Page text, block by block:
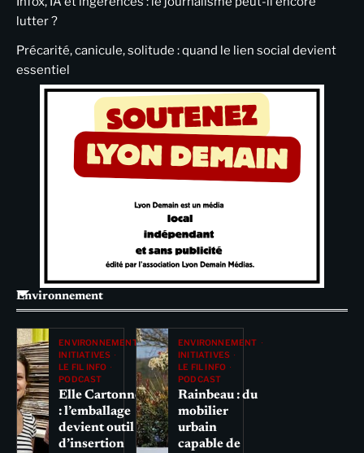
lutter ?
Précarité, canicule, solitude : quand le lien social devient
essentiel
Environnement
ENVIRONNEMENT
INITIATIVES
LE FIL INFO
PODCAST
Elle Cartonne
: l’emballage
devient outil
d’insertion
ENVIRONNEMENT
INITIATIVES
LE FIL INFO
PODCAST
Rainbeau : du
mobilier
urbain
capable de